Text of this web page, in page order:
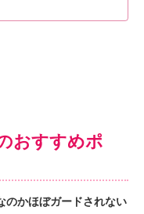
おすすめポ
のかほぼガードされない